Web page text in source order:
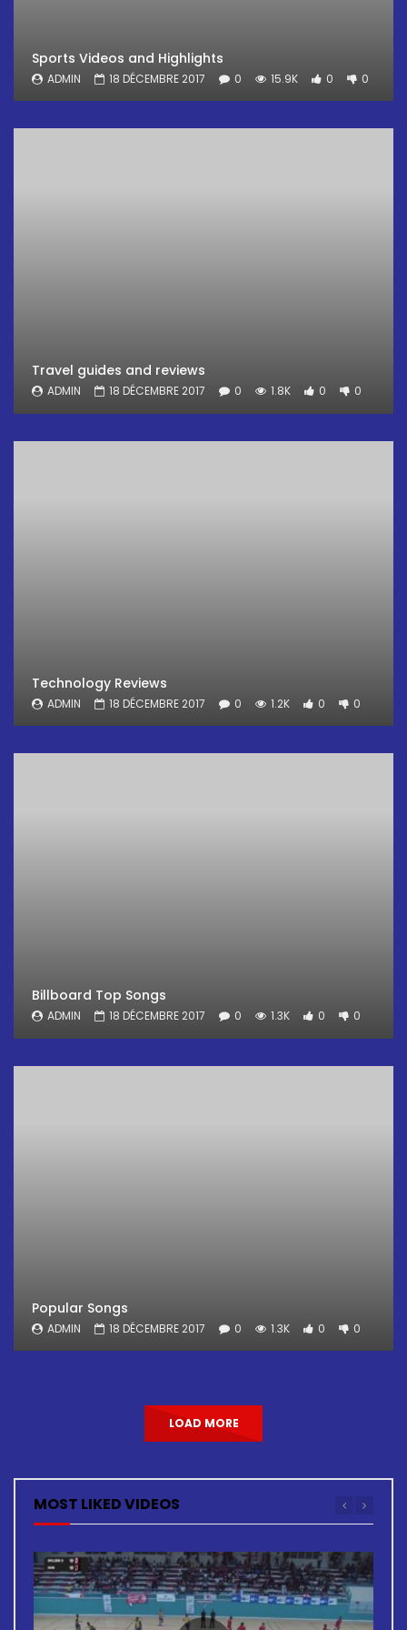
Sports Videos and Highlights
ADMIN 18 DÉCEMBRE 2017 0 15.9K 0 0
Travel guides and reviews
ADMIN 18 DÉCEMBRE 2017 0 1.8K 0 0
Technology Reviews
ADMIN 18 DÉCEMBRE 2017 0 1.2K 0 0
Billboard Top Songs
ADMIN 18 DÉCEMBRE 2017 0 1.3K 0 0
Popular Songs
ADMIN 18 DÉCEMBRE 2017 0 1.3K 0 0
LOAD MORE
MOST LIKED VIDEOS